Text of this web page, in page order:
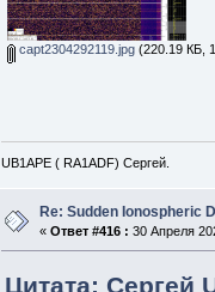
capt2304292119.jpg(220.19 КБ,
UB1APE ( RA1ADF) Сергей.
Re: Sudden Ionospheric
« Ответ #416 : 30 Апреля
Цитата: Сергей